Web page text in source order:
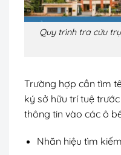
Quy trình tra cứu
Trường hợp cần tìm
ký sở hữu trí tuệ
thông tin vào các ô
Nhãn hiệu tìm kiếm